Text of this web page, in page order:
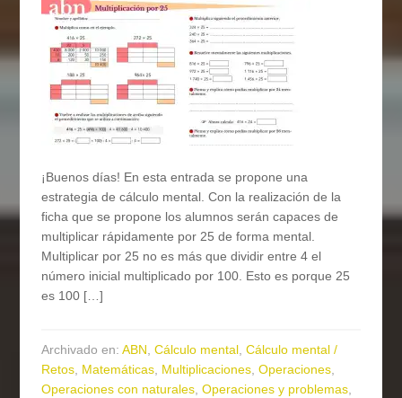
¡Buenos días! En esta entrada se propone una
estrategia de cálculo mental. Con la realización de la
ficha que se propone los alumnos serán capaces de
multiplicar rápidamente por 25 de forma mental.
Multiplicar por 25 no es más que dividir entre 4 el
número inicial multiplicado por 100. Esto es porque 25
es 100 […]
Archivado en:ABN,Cálculo mental,Cálculo mental /
Retos, Matemáticas, Multiplicaciones,Operaciones,
Operaciones con naturales,Operaciones y problemas,